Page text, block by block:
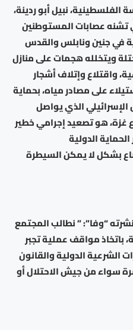
الفلسطينية، نبيل أبو ردينة،
تشنه عصابات المستوطنين
في جنين ونابلس والقدس
ويتخلله هجمات على منازل
واقتلاع وإتلاف أشجار
على مصادر مياه، بحماية
الذي يواصل
هو تصعيد إجرامي خطير
الدولية
بشكل لا يمكن السيطرة
“وفا”: ” نطالب المجتمع
باتخاذ مواقف عملية تجبر
الشرعية الدولية والقانون
سواء من جيش الاحتلال أو